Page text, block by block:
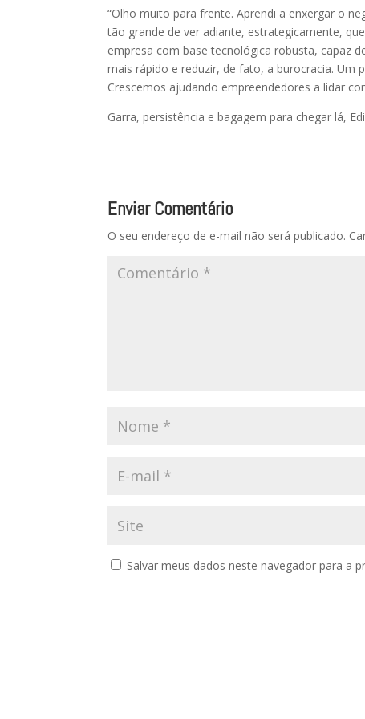
“Olho muito para frente. Aprendi a enxergar o
tão grande de ver adiante, estrategicamente,
empresa com base tecnológica robusta, capaz
mais rápido e reduzir, de fato, a burocracia. Um
Crescemos ajudando empreendedores a lidar
Garra, persistência e bagagem para chegar lá,
Enviar Comentário
O seu endereço de e-mail não será publicado.
Salvar meus dados neste navegador para a